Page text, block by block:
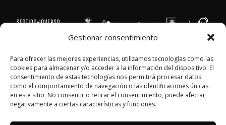
Gestionar consentimiento
Para ofrecer las mejores experiencias, utilizamos tecnologías como las
cookies para almacenar y/o acceder a la información del dispositivo. El
consentimiento de estas tecnologías nos permitirá procesar datos
como el comportamiento de navegación o las identificaciones únicas
en este sitio. No consentir o retirar el consentimiento, puede afectar
negativamente a ciertas características y funciones.
POLÍTICA DE PRIVACIDAD
AVISO LEGAL
POLÍTICA DE COOKIES
MAIL: info@sentidoinverso.org